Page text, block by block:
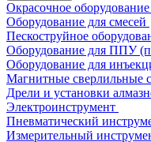
Окрасочное оборудование
Оборудование для смесей
Пескоструйное
Оборудование для ППУ
Оборудование для
Магнитные сверлильные
Дрели и установки
Электроинструмент
Пневматический
Измерительный